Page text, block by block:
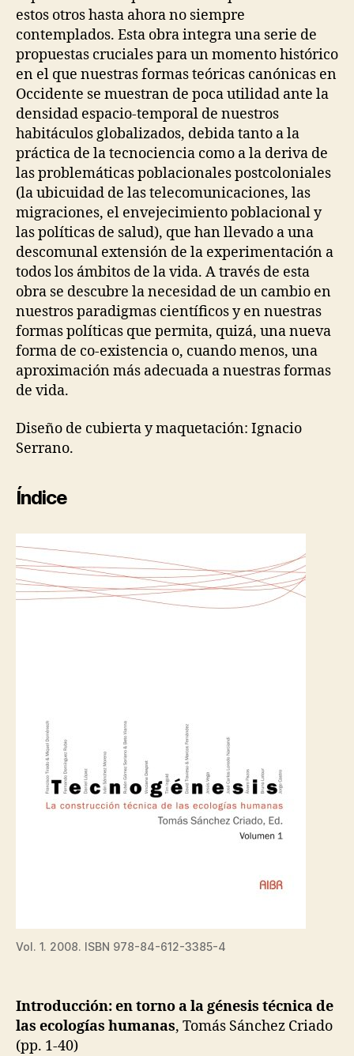
estos otros hasta ahora no siempre
contemplados. Esta obra integra una serie de
propuestas cruciales para un momento histórico
en el que nuestras formas teóricas canónicas en
Occidente se muestran de poca utilidad ante la
densidad espacio-temporal de nuestros
habitáculos globalizados, debida tanto a la
práctica de la tecnociencia como a la deriva de
las problemáticas poblacionales postcoloniales
(la ubicuidad de las telecomunicaciones, las
migraciones, el envejecimiento poblacional y
las políticas de salud), que han llevado a una
descomunal extensión de la experimentación a
todos los ámbitos de la vida. A través de esta
obra se descubre la necesidad de un cambio en
nuestros paradigmas científicos y en nuestras
formas políticas que permita, quizá, una nueva
forma de co-existencia o, cuando menos, una
aproximación más adecuada a nuestras formas
de vida.
Diseño de cubierta y maquetación: Ignacio
Serrano.
Índice
Vol. 1. 2008. ISBN 978-84-612-3385-4
Introducción: en torno a la génesis técnica de
las ecologías humanas, Tomás Sánchez Criado
(pp. 1-40)